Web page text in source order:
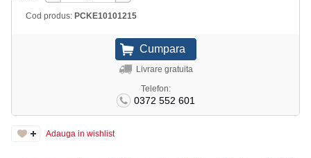
Cod produs: PCKE10101215
Livrare gratuita
Telefon:
0372 552 601
Adauga in wishlist